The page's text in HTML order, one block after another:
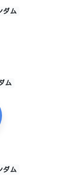
ダム
ム
ダム